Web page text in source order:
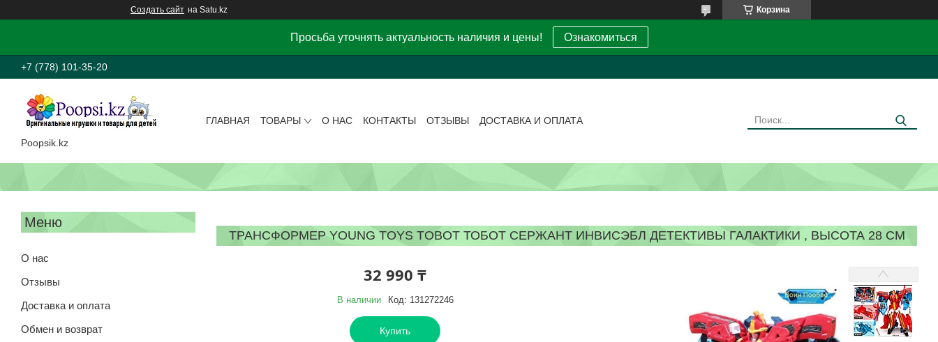
Создать сайт на Satu.kz Корзина
Просьба уточнять актуальность наличия и цены! Ознакомиться
+7 (778) 101-35-20
Poopsik.kz
ГЛАВНАЯ ТОВАРЫ О НАС КОНТАКТЫ ОТЗЫВЫ ДОСТАВКА И ОПЛАТА
О нас
Отзывы
Доставка и оплата
Обмен и возврат
ТРАНСФОРМЕР YOUNG TOYS TOBOT ТОБОТ СЕРЖАНТ ИНВИСЭБЛ ДЕТЕКТИВЫ ГАЛАКТИКИ , ВЫСОТА 28 СМ
32 990 ₸
В наличии Код: 131272246
Купить